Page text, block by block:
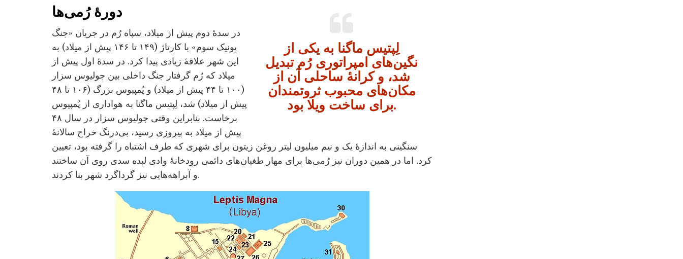
لِپتیس ماگنا به یکی از
نگین‌های امپراتوری رُم تبدیل
شد، و کرانۀ ساحلی آن از
مکان‌های محبوب ثروتمندان
برای ساخت ویلا بود.
دورۀ رُمی‌ها
در سدۀ دوم پیش از میلاد، سپاه رُم در جریان «جنگ
پونیک سوم» با کارتاژ (۱۴۹ تا ۱۴۶ پیش از میلاد) به
این شهر علاقۀ زیادی پیدا کرد. در سدۀ اول پیش از
میلاد که رُم گرفتار جنگ داخلی بین جولیوس سزار
(۱۰۰ تا ۴۴ پیش از میلاد) و پُمپیوس بزرگ (۱۰۶ تا ۴۸
پیش از میلاد) شد، لِپتیس ماگنا به هواداری از پُمپیوس
برخاست. بنابراین وقتی جولیوس سزار در سال ۴۸
پیش از میلاد به پیروزی رسید، بی‌درنگ خراج سالانۀ
سنگینی به اندازۀ یک و نیم میلیون لیتر روغن زیتون برای شهری که طرف اشتباه را گرفته بود، تعیین
کرد. اما در همین دوران نیز رُمی‌ها برای مهار طغیان‌های دائمی رودخانۀ وادی لبده سدی روی آن ساختند
و آبراهه‌هایی نیز گرداگرد شهر بنا کردند.